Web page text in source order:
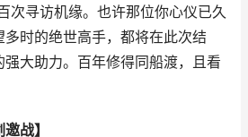
次寻访机缘。也许那位你心仪已久
时的绝世高手，都将在此次结
大助力。百年修得同船渡，且看
战】